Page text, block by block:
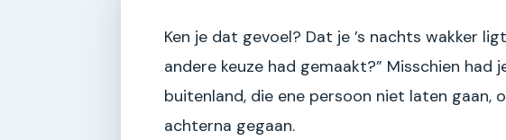
Ken je dat gevoel? Dat je ’s nachts wakker
andere keuze had gemaakt?” Misschien had
buitenland, die ene persoon niet laten gaan,
achterna gegaan.